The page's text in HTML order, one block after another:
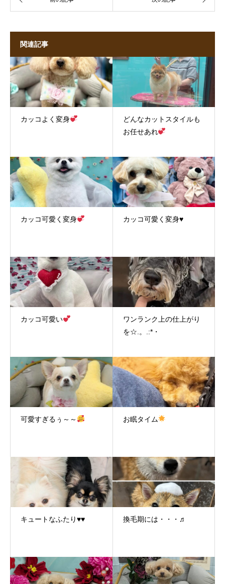
関連記事
カッコよく変身
どんなカットスタイルも
お任せあれ
カッコ可愛く変身 カッコ可愛く変身♥
カッコ可愛い
ワンランク上の仕上がり
を☆.。.:*・
可愛すぎるぅ～～ お眠タイム
キュートなふたり♥♥ 換毛期には・・・♬